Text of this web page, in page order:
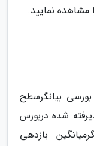
نمایید.
بیانگرسطح
شده دربورس
بازدهی